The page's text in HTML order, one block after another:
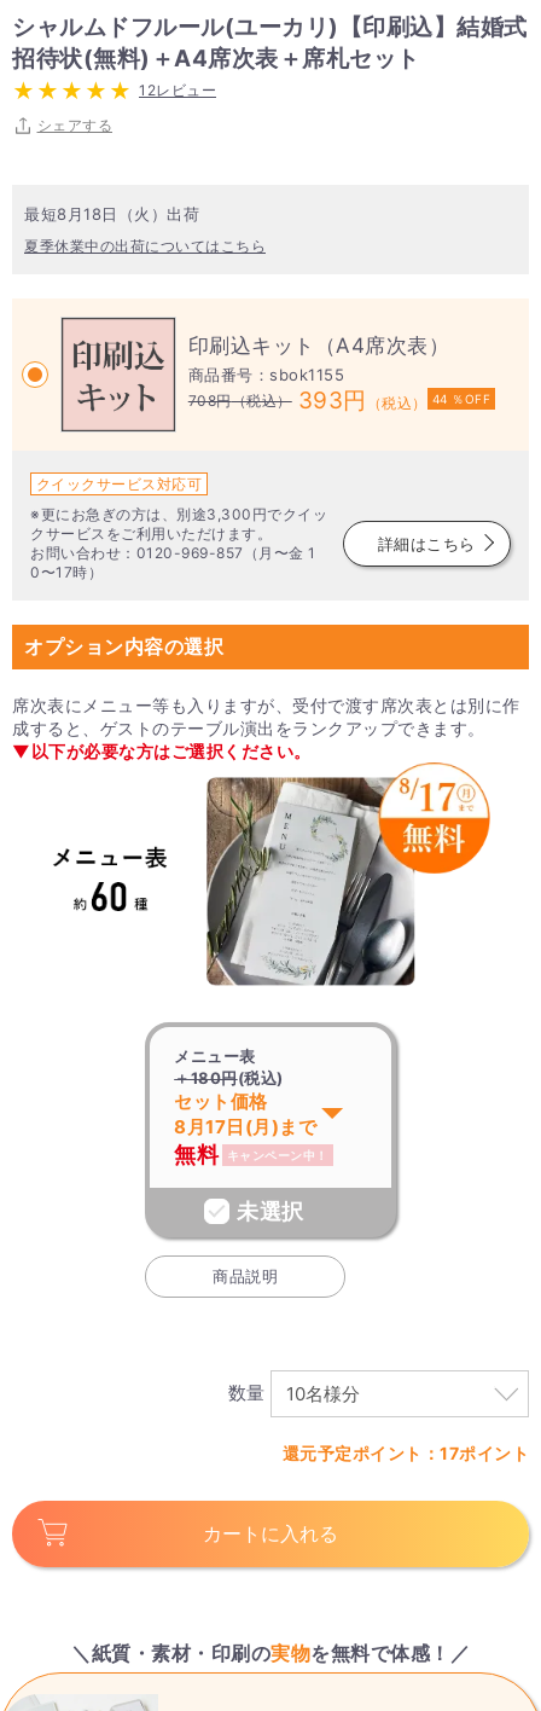
シャルムドフルール(ユーカリ)【印刷込】結婚式
招待状(無料)＋A4席次表＋席札セット
12レビュー
シェアする
最短8月18日（火）出荷
夏季休業中の出荷についてはこちら
印刷込キット（A4席次表）
商品番号：sbok1155
708円（税込） 393円 （税込） 44 ％OFF
クイックサービス対応可
※更にお急ぎの方は、別途3,300円でクイッ
クサービスをご利用いただけます。
お問い合わせ：0120-969-857（月〜金 1
0〜17時）
詳細はこちら
オプション内容の選択
席次表にメニュー等も入りますが、受付で渡す席次表とは別に作
成すると、ゲストのテーブル演出をランクアップできます。
▼以下が必要な方はご選択ください。
メニュー表
＋180円(税込)
セット価格
8月17日(月)まで
無料 キャンペーン中！
未選択
商品説明
数量
還元予定ポイント：17ポイント
カートに入れる
＼紙質・素材・印刷の実物を無料で体感！／